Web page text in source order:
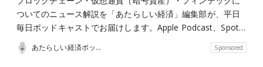
ついてのニュース解説を「あたらしい経済」編集部が、平日
毎日ポッドキャストでお届けします。Apple Podcast、Spot…
あたらしい経済ポッドキャスト Sponsored